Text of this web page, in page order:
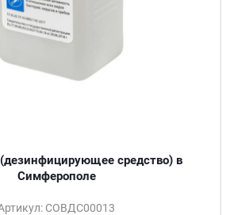
средство) в
Симферополе
СОВДС00013